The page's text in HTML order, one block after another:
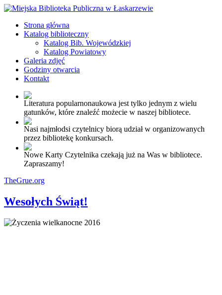
Strona główna
Katalog biblioteczny
Katalog Bib. Wojewódzkiej
Katalog Powiatowy
Galeria zdjęć
Godziny otwarcia
Kontakt
Literatura popularnonaukowa jest tylko jednym z wielu
gatunków, które znaleźć możecie w naszej bibliotece.
Nasi najmłodsi czytelnicy biorą udział w organizowanych
przez bibliotekę konkursach.
Nowe Karty Czytelnika czekają już na Was w bibliotece.
Zapraszamy!
TheGrue.org
Wesołych Świąt!